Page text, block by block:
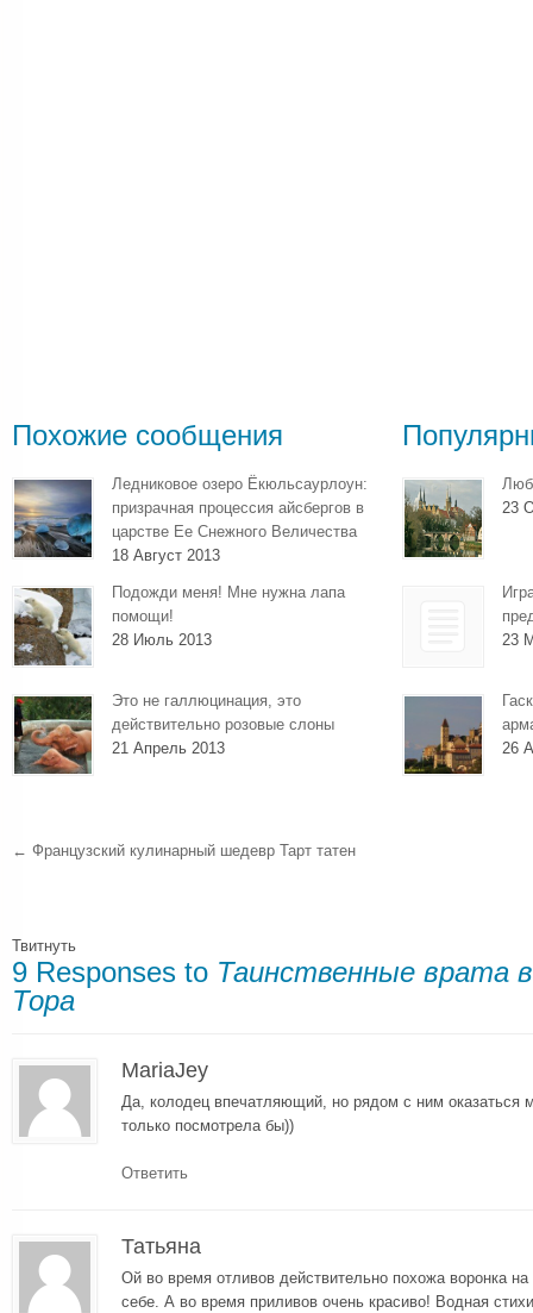
Похожие сообщения
Ледниковое озеро Ёкюльсаурлоун:
призрачная процессия айсбергов в
царстве Ее Снежного Величества
18 Август 2013
Подожди меня! Мне нужна лапа
помощи!
28 Июль 2013
Это не галлюцинация, это
действительно розовые слоны
21 Апрель 2013
23
23
26
← Французский кулинарный шедевр Тарт татен
Твитнуть
9 Responses to Таинственные врата
Тора
MariaJey
Да, колодец впечатляющий, но рядом с ним оказаться
только посмотрела бы))
Ответить
Татьяна
Ой во время отливов действительно похожа воронка
себе. А во время приливов очень красиво! Водная